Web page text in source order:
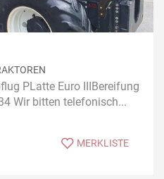
PLatte Euro IIIBereifung
Wir bitten telefonisch...
MERKLISTE